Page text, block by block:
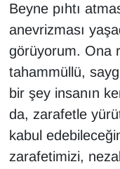
Beyne pıhtı
anevrizması
görüyorum. Ona
tahammüllü,
bir şey insanın
da, zarafetle
kabul
zarafetimizi,
Seri İlan
Sinema - TV
SİYASET
SPOR
TEBRİK